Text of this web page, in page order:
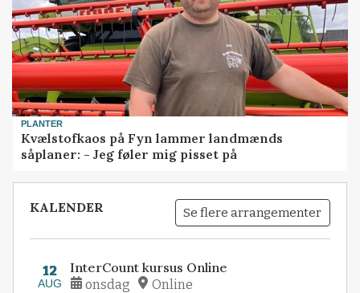
PLANTER
Kvælstofkaos på Fyn lammer landmænds
såplaner: - Jeg føler mig pisset på
KALENDER Se flere arrangementer
12
AUG
InterCount kursus Online
onsdag Online